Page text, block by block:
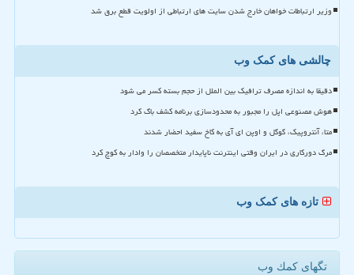
وزیر ارتباطات خواهان خارج شدن سایت های ارتباطی از اولویت قطع برق شد
چالشی های کمک وب
دقیقا به اندازه مصرف ترافیک بین الملل از حجم بسته کسر می شود
هوش مصنوعی اپل را مجبور به محدودسازی برنامه کشف باگ کرد
متا، آنتروپیک، گوگل و اوپن ای آی به کاخ سفید احضار شدند
مرگ دورکاری در ایران وقتی اینترنت ناپایدار متخصصان را وادار به کوچ کرد
تازه های کمک وب
تگهای كمك وب